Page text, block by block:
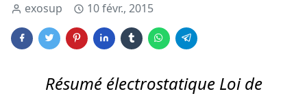
exosup 10 févr., 2015
Résumé électrostatique Loi de